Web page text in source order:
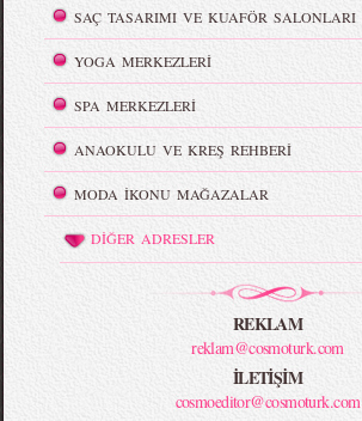
SAÇ TASARIMI VE KUAFÖR SALONLARI
YOGA MERKEZLERİ
SPA MERKEZLERİ
ANAOKULU VE KREŞ REHBERİ
MODA İKONU MAĞAZALAR
DİĞER ADRESLER
REKLAM
reklam@cosmoturk.com
İLETİŞİM
cosmoeditor@cosmoturk.com